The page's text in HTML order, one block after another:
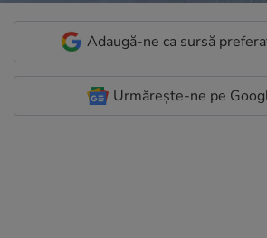
Adaugă-ne ca sursă
Urmărește-ne pe